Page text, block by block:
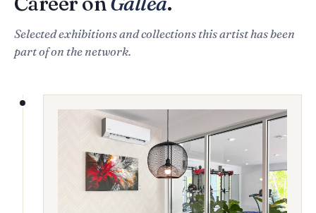
Selected exhibitions and collections this artist has been
part of on the network.